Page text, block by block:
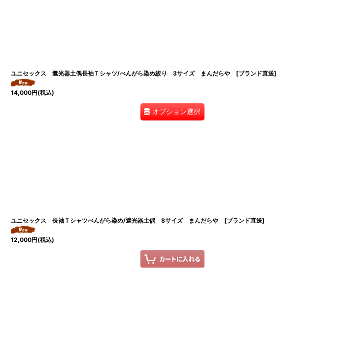
ユニセックス 遮光器土偶長袖Ｔシャツ/べんがら染め絞り 3サイズ まんだらや [ブランド直送]
14,000円(税込)
オプション選択
ユニセックス 長袖Ｔシャツべんがら染め/遮光器土偶 Sサイズ まんだらや [ブランド直送]
12,000円(税込)